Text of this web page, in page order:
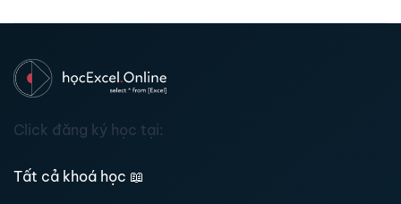
Click đăng ký học tại:
Tất cả khoá học 📖